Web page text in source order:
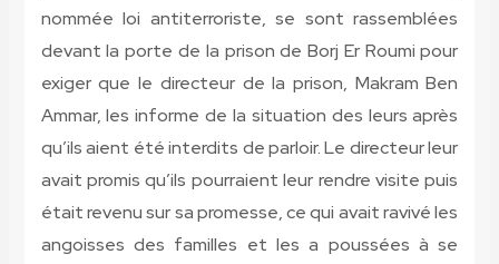
nommée loi antiterroriste, se sont rassemblées
devant la porte de la prison de Borj Er Roumi pour
exiger que le directeur de la prison, Makram Ben
Ammar, les informe de la situation des leurs après
qu’ils aient été interdits de parloir. Le directeur leur
avait promis qu’ils pourraient leur rendre visite puis
était revenu sur sa promesse, ce qui avait ravivé les
angoisses des familles et les a poussées à se